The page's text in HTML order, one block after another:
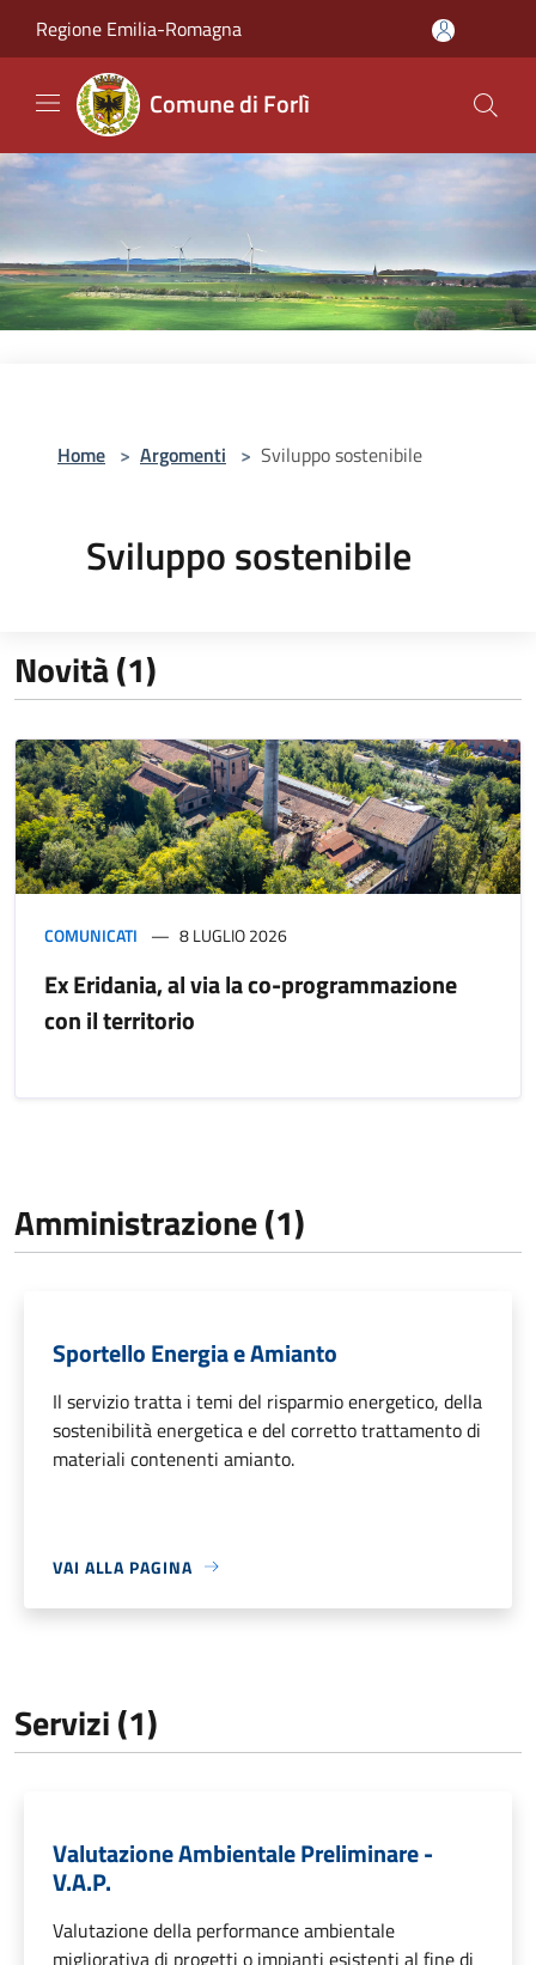
Regione Emilia-Romagna
Comune di Forlì
Home > Argomenti > Sviluppo sostenibile
Sviluppo sostenibile
Novità (1)
COMUNICATI 8 LUGLIO 2026
Ex Eridania, al via la co-programmazione
con il territorio
Amministrazione (1)
Sportello Energia e Amianto
Il servizio tratta i temi del risparmio energetico, della
sostenibilità energetica e del corretto trattamento di
materiali contenenti amianto.
VAI ALLA PAGINA
Servizi (1)
Valutazione Ambientale Preliminare -
V.A.P.
Valutazione della performance ambientale
migliorativa di progetti o impianti esistenti al fine di